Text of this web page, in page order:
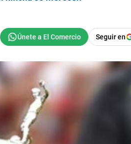
Seguir en